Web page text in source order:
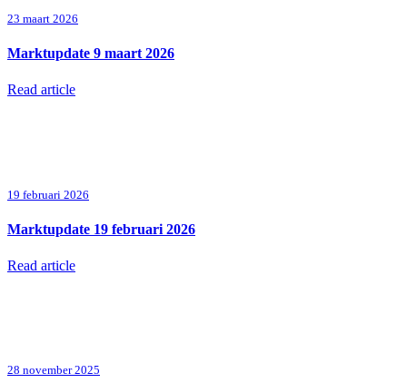
23 maart 2026
Marktupdate 9 maart 2026
Read article
19 februari 2026
Marktupdate 19 februari 2026
Read article
28 november 2025